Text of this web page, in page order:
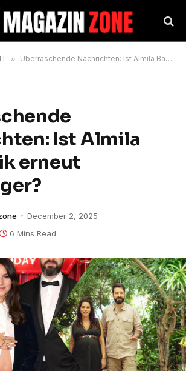
» Überraschende Nachrichten: Ist Almila Bagriacik erneut schwanger?
Ist Almila
erneut
December 2, 2025
6 Mins Read